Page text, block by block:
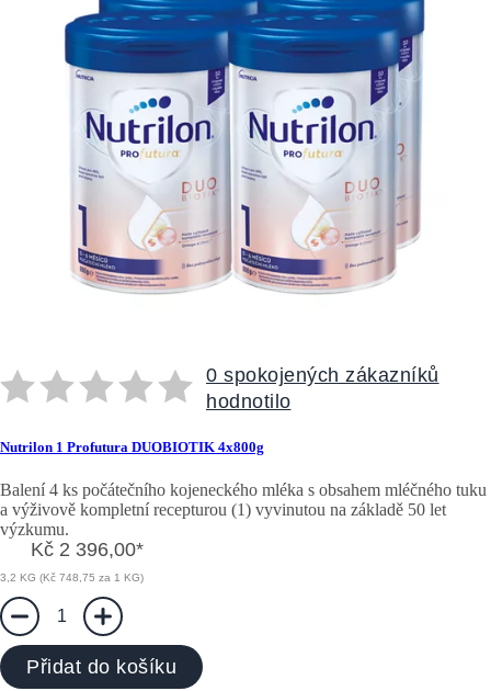
0 spokojených zákazníků
hodnotilo
Nutrilon 1 Profutura DUOBIOTIK 4x800g
Balení 4 ks počátečního kojeneckého mléka s obsahem mléčného tuku
a výživově kompletní recepturou (1) vyvinutou na základě 50 let
výzkumu.
Kč 2 396,00*
3,2 KG (Kč 748,75 za 1 KG)
1
Přidat do košíku